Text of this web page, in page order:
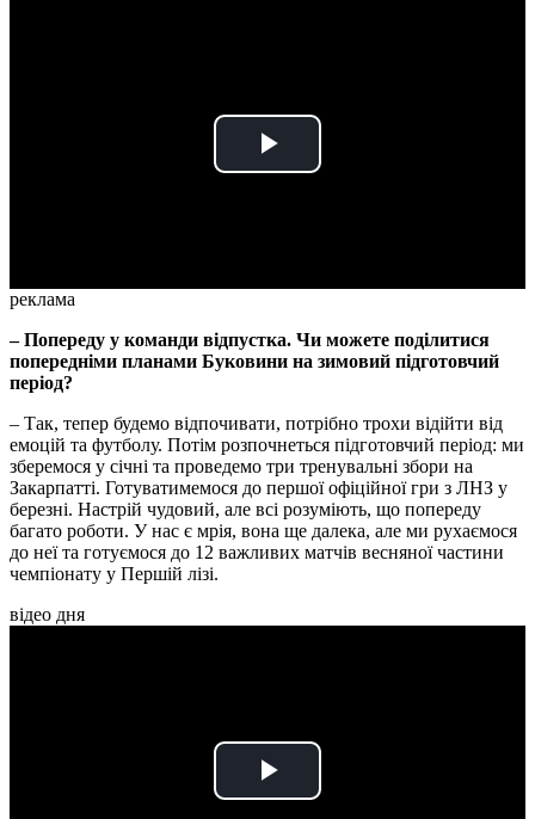
Play
реклама
– Попереду у команди відпустка. Чи можете поділитися
попередніми планами Буковини на зимовий підготовчий
період?
– Так, тепер будемо відпочивати, потрібно трохи відійти від
емоцій та футболу. Потім розпочнеться підготовчий період: ми
зберемося у січні та проведемо три тренувальні збори на
Закарпатті. Готуватимемося до першої офіційної гри з ЛНЗ у
березні. Настрій чудовий, але всі розуміють, що попереду
багато роботи. У нас є мрія, вона ще далека, але ми рухаємося
до неї та готуємося до 12 важливих матчів весняної частини
чемпіонату у Першій лізі.
відео дня
Play